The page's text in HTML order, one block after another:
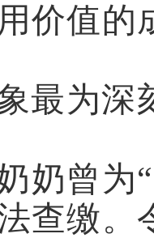
价值的
最为深
奶曾为
查缴。